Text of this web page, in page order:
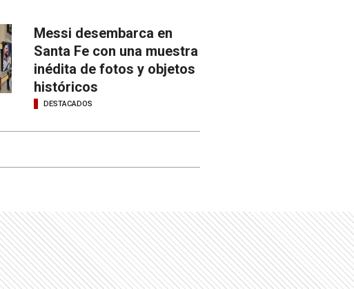
Messi desembarca en
Santa Fe con una muestra
inédita de fotos y objetos
históricos
DESTACADOS